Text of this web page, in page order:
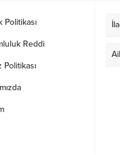
Politikası
Reddi
Politikası